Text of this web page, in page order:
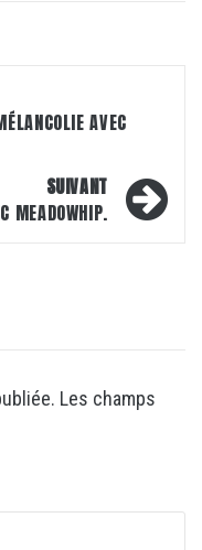
AVEC
SUIVANT
MEADOWHIP.
Les champs